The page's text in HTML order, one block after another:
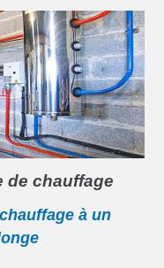
de chauffage
à un